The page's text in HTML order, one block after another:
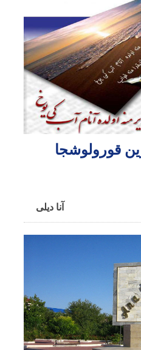
قورولوشجا
آنا دیلی